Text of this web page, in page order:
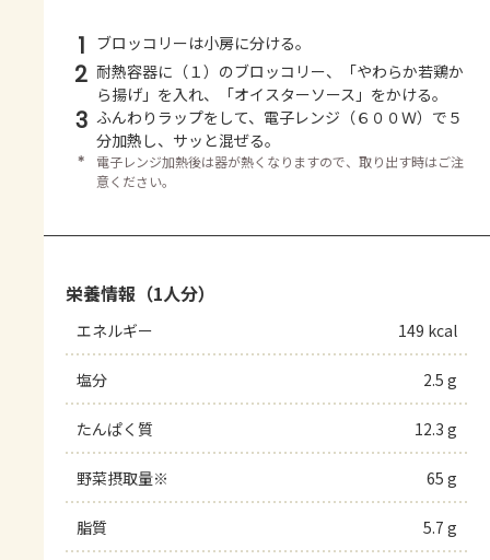
1 ブロッコリーは小房に分ける。
2 耐熱容器に（１）のブロッコリー、「やわらか若鶏か
ら揚げ」を入れ、「オイスターソース」をかける。
3 ふんわりラップをして、電子レンジ（６００Ｗ）で５
分加熱し、サッと混ぜる。
＊
電子レンジ加熱後は器が熱くなりますので、取り出す時はご注
意ください。
栄養情報（1人分）
エネルギー 149 kcal
塩分 2.5 g
たんぱく質 12.3 g
野菜摂取量※ 65 g
脂質 5.7 g